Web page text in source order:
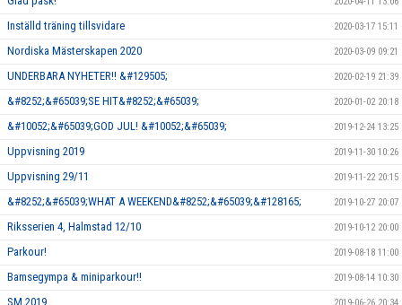
Inställd träning tillsvidare 2020-03-17 15:11
Nordiska Mästerskapen 2020 2020-03-09 09:21
UNDERBARA NYHETER!! &#129505; 2020-02-19 21:39
&#8252;&#65039;SE HIT&#8252;&#65039; 2020-01-02 20:18
&#10052;&#65039;GOD JUL! &#10052;&#65039; 2019-12-24 13:25
Uppvisning 2019 2019-11-30 10:26
Uppvisning 29/11 2019-11-22 20:15
&#8252;&#65039;WHAT A WEEKEND&#8252;&#65039;&#128165; 2019-10-27 20:07
Riksserien 4, Halmstad 12/10 2019-10-12 20:00
Parkour! 2019-08-18 11:00
Bamsegympa & miniparkour!! 2019-08-14 10:30
SM 2019 2019-06-26 20:34